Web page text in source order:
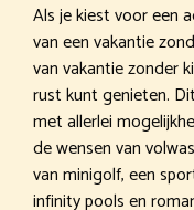
Als je kiest voor een
van een vakantie
van vakantie zonder
rust kunt genieten.
met allerlei
de wensen van
van minigolf, een
infinity pools en